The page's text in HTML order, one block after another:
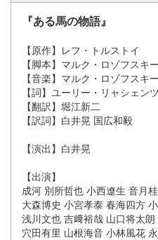
『ある馬の物語』
【原作】レフ・トルストイ
【脚本】マルク・ロゾフスキー
【音楽】マルク・ロゾフスキ
【詞】ユーリー・リャシェン
【翻訳】堀江新二
【訳詞】白井晃 国広和毅
【演出】白井晃
【出演】
成河 別所哲也 小西遼生 音月桂
大森博史 小宮孝泰 春海四方
浅川文也 吉﨑裕哉 山口将太
穴田有里 山根海音 小林風花